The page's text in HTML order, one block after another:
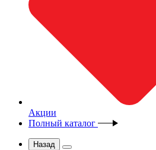
Акции
Полный каталог
Назад